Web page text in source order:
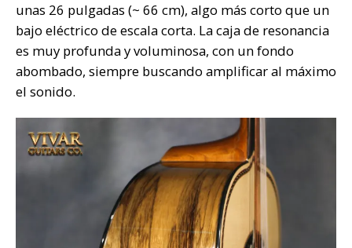
unas 26 pulgadas (~ 66 cm), algo más corto que un
bajo eléctrico de escala corta. La caja de resonancia
es muy profunda y voluminosa, con un fondo
abombado, siempre buscando amplificar al máximo
el sonido.